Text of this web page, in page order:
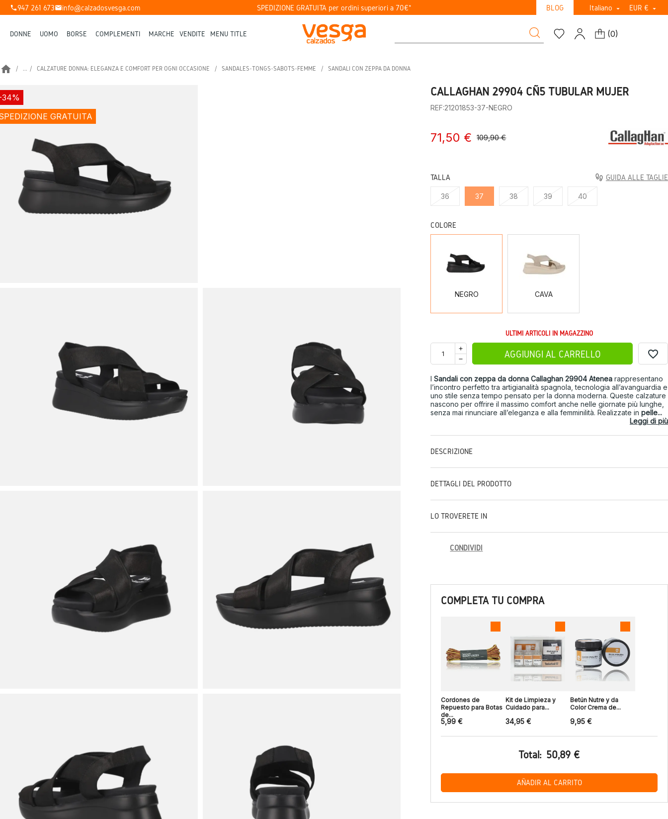
phone947 261 673mailinfo@calzadosvesga.com SPEDIZIONE GRATUITA per ordini superiori a 70€* BLOG Italiano  EUR € 
DONNE UOMO BORSE COMPLEMENTI MARCHE VENDITE MENU TITLE (0)
home ... CALZATURE DONNA: ELEGANZA E COMFORT PER OGNI OCCASIONE SANDALES-TONGS-SABOTS-FEMME SANDALI CON ZEPPA DA DONNA
GRATUITA
CALLAGHAN 29904 CÑ5 TUBULAR MUJER
REF:21201853-37-NEGRO
71,50 € 109,90 €
TALLA GUIDA ALLE TAGLIE
36 37 38 39 40
COLORE
NEGRO CAVA
ULTIMI ARTICOLI IN MAGAZZINO
AGGIUNGI AL CARRELLO favorite_border
ISandali con zeppa da donna Callaghan 29904 Atenea rappresentano
l’incontro perfetto tra artigianalità spagnola, tecnologia all’avanguardia e
uno stile senza tempo pensato per la donna moderna. Queste calzature
nascono per offrire il massimo comfort anche nelle giornate più lunghe,
senza mai rinunciare all’eleganza e alla femminilità. Realizzate inpelle...
Leggi di più
DESCRIZIONE
DETTAGLI DEL PRODOTTO
LO TROVERETE IN
CONDIVIDI
COMPLETA TU COMPRA
Cordones de
Repuesto para Botas
de...
5,99 €
Kit de Limpieza y
Cuidado para...
34,95 €
Betún Nutre y da
Color Crema de...
9,95 €
Total: 50,89 €
AÑADIR AL CARRITO